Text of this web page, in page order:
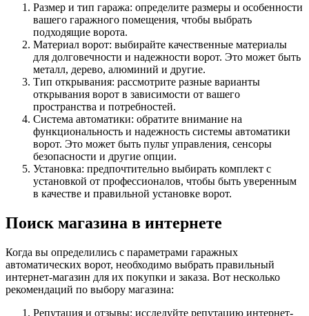
Размер и тип гаража: определите размеры и особенности
вашего гаражного помещения, чтобы выбрать
подходящие ворота.
Материал ворот: выбирайте качественные материалы
для долговечности и надежности ворот. Это может быть
металл, дерево, алюминий и другие.
Тип открывания: рассмотрите разные варианты
открывания ворот в зависимости от вашего
пространства и потребностей.
Система автоматики: обратите внимание на
функциональность и надежность системы автоматики
ворот. Это может быть пульт управления, сенсоры
безопасности и другие опции.
Установка: предпочтительно выбирать комплект с
установкой от профессионалов, чтобы быть уверенным
в качестве и правильной установке ворот.
Поиск магазина в интернете
Когда вы определились с параметрами гаражных
автоматических ворот, необходимо выбрать правильный
интернет-магазин для их покупки и заказа. Вот несколько
рекомендаций по выбору магазина:
Репутация и отзывы: исследуйте репутацию интернет-